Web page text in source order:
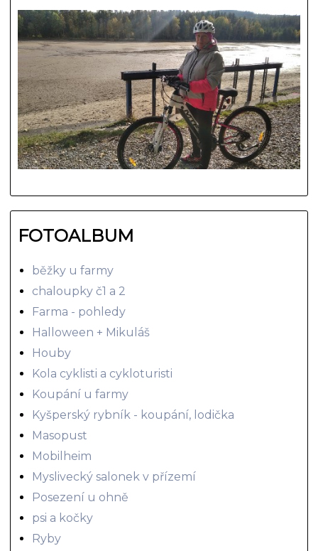
FOTOALBUM
běžky u farmy
chaloupky č1 a 2
Farma - pohledy
Halloween + Mikuláš
Houby
Kola cyklisti a cykloturisti
Koupání u farmy
Kyšperský rybník - koupání, lodička
Masopust
Mobilheim
Myslivecký salonek v přízemí
Posezení u ohně
psi a kočky
Ryby